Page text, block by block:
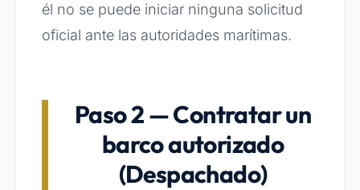
él no se puede iniciar ninguna solicitud
oficial ante las autoridades marítimas.
Paso 2 — Contratar un
barco autorizado
(Despachado)